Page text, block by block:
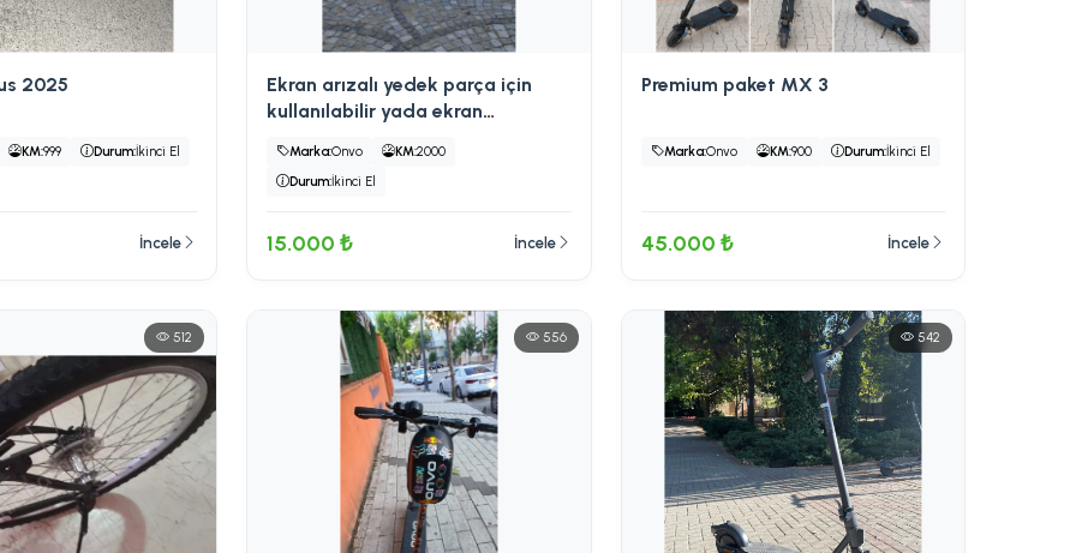
2025
KM:999 Durum:İkinci El
İncele
Ekran arızalı yedek parça için
kullanılabilir yada ekran
Marka:Onvo KM:2000
Durum:İkinci El
15.000 ₺ İncele
Premium paket MX 3
Marka:Onvo KM:900 Durum:İkinci El
45.000 ₺ İncele
512 556 542